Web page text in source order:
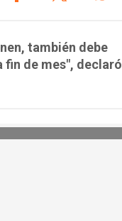
también debe
fin de mes", declaró